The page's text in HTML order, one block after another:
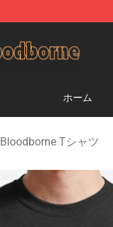
ホーム
Bloodborne Tシャツ